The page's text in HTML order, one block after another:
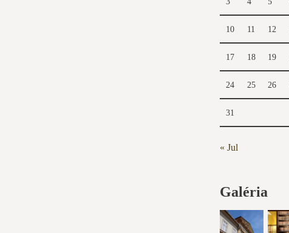
10 11 12
17 18 19
24 25 26
31
« Jul
Galéria